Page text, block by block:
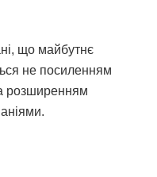
що майбутнє
не посиленням
розширенням